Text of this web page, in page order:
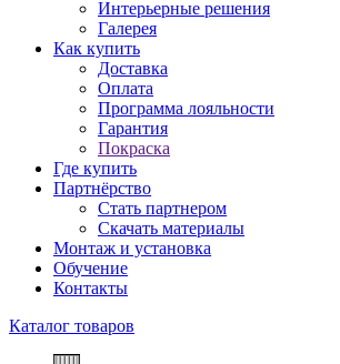
Интерьерные решения
Галерея
Как купить
Доставка
Оплата
Программа лояльности
Гарантия
Покраска
Где купить
Партнёрство
Стать партнером
Скачать материалы
Монтаж и установка
Обучение
Контакты
Каталог товаров